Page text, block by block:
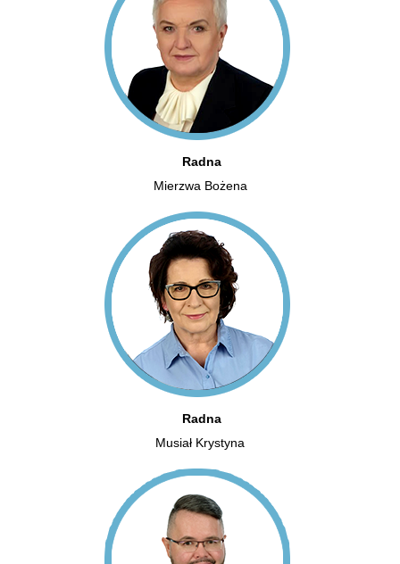
Radna
Mierzwa Bożena
Radna
Musiał Krystyna